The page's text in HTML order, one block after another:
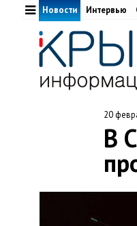
Новости Интервью
20
В